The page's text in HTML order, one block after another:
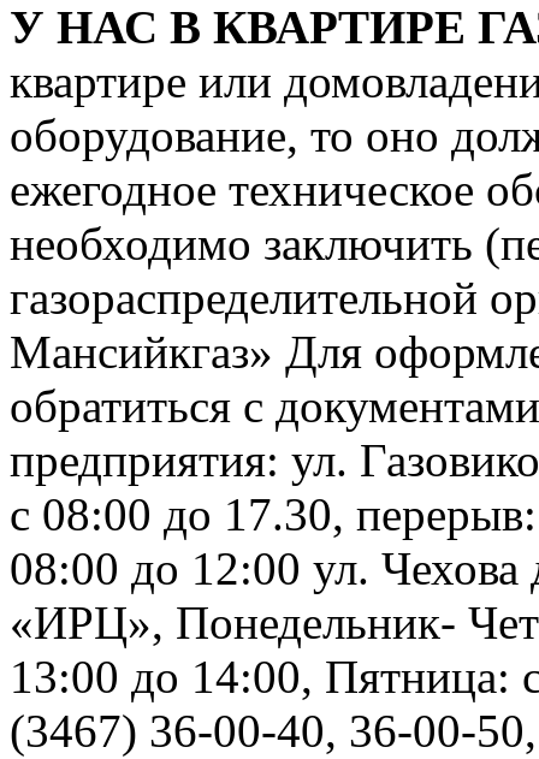
У НАС В КВАРТИРЕ
квартире или
оборудование, то оно
ежегодное техническое
необходимо заключить
газораспределительной
Мансийкгаз» Для
обратиться с
предприятия: ул.
с 08:00 до 17.30,
08:00 до 12:00 ул.
«ИРЦ», Понедельник-
13:00 до 14:00, Пятница:
(3467) 36-00-40, 36-00-